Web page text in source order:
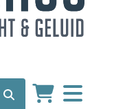
Toggle
navigation